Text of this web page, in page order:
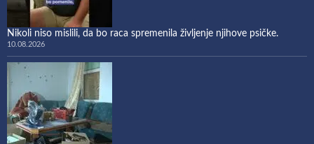
Nikoli niso mislili, da bo raca spremenila življenje njihove psičke.
10.08.2026